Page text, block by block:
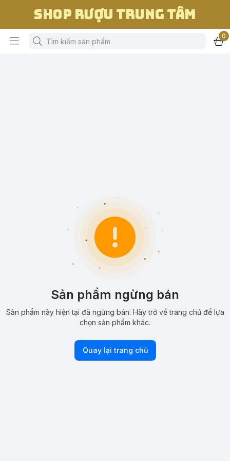
Shop Rượu Trung Tâm
0
Sản phẩm ngừng bán
Sản phẩm này hiện tại đã ngừng bán. Hãy trở về trang chủ để lựa
chọn sản phẩm khác.
Quay lại trang chủ